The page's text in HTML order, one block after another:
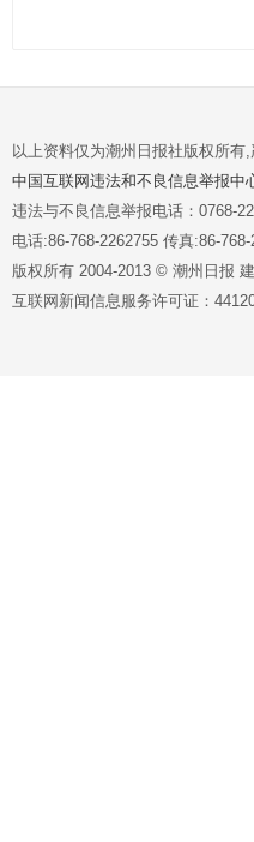
以上资料仅为潮州日报社版权所
中国互联网违法和不良信息举报中
违法与不良信息举报电话：0768-
电话:86-768-2262755 传真:86-
版权所有 2004-2013 © 潮州日报
互联网新闻信息服务许可证：